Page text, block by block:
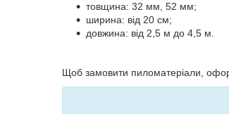
товщина: 32 мм, 52 мм;
ширина: від 20 см;
довжина: від 2,5 м до 4,5 м.
Щоб замовити пиломатеріали,